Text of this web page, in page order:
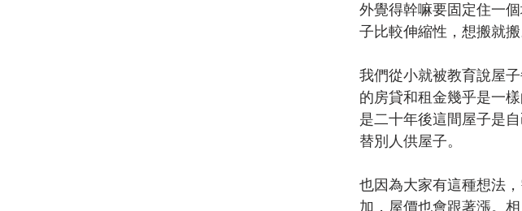
外覺得幹嘛要固定住一
子比較伸縮性，想搬就搬
我們從小就被教育說屋
的房貸和租金幾乎是一
是二十年後這間屋子是
替別人供屋子。
也因為大家有這種想法
加，屋價也會跟著漲。